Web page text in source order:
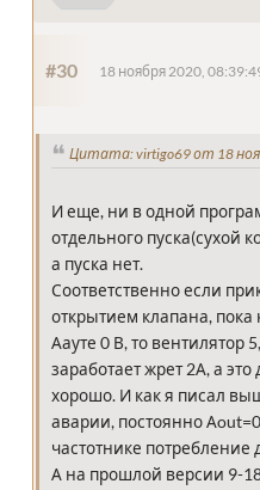
#30 18 ноября 2020,
Цитата: virtigo69 от 18
И еще, ни в одной
отдельного пуска(сухой
а пуска нет.
Соответственно если
открытием клапана, пока
Аауте 0 В, то вентилятор
заработает жрет 2А, а
хорошо. И как я писал
аварии, постоянно
частотнике потребление
А на прошлой версии 9-18